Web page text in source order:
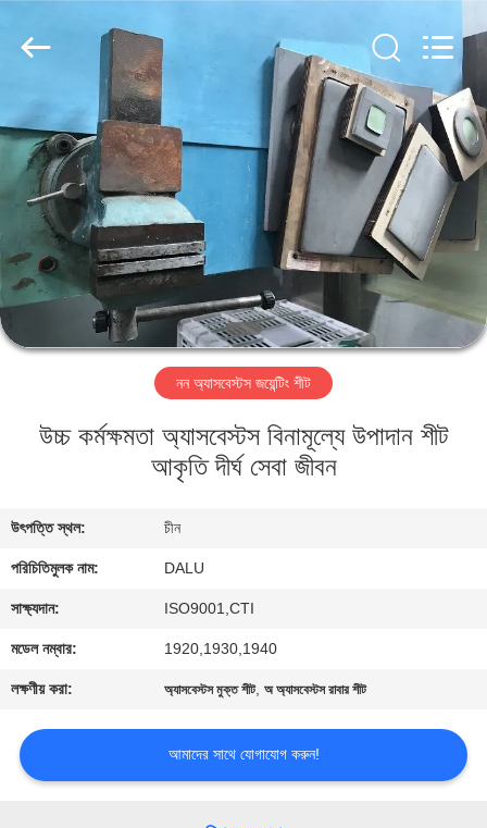
বাড়ি
পণ্য
আমাদের
সম্পর্কে
কারখানা
আমাদের
সাথে
যোগাযোগ
করুন
উদ্ধৃতির
জন্য
Friction
Materials
নন অ্যাসবেস্টস জয়েন্টিং শীট
উচ্চ কর্মক্ষমতা অ্যাসবেস্টস বিনামূল্যে উপাদান শীট
আকৃতি দীর্ঘ সেবা জীবন
উৎপত্তি স্থল: চীন
পরিচিতিমুলক নাম: DALU
সাক্ষ্যদান: ISO9001,CTI
মডেল নম্বার: 1920,1930,1940
লক্ষণীয় করা: অ্যাসবেস্টস মুক্ত শীট,অ অ্যাসবেস্টস রাবার শীট
আমাদের সাথে যোগাযোগ করুন!